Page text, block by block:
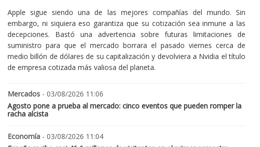
Apple sigue siendo una de las mejores compañías del mundo. Sin
embargo, ni siquiera eso garantiza que su cotización sea inmune a las
decepciones. Bastó una advertencia sobre futuras limitaciones de
suministro para que el mercado borrara el pasado viernes cerca de
medio billón de dólares de su capitalización y devolviera a Nvidia el título
de empresa cotizada más valiosa del planeta.
Mercados - 03/08/2026 11:06
Agosto pone a prueba al mercado: cinco eventos que pueden romper la
racha alcista
Economía - 03/08/2026 11:04